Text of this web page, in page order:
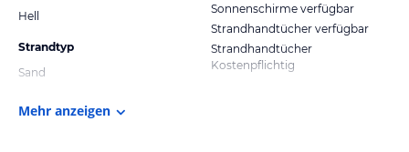
Hell
Strandtyp
Sand
Sonnenschirme verfügbar
Strandhandtücher verfügbar
Strandhandtücher
Kostenpflichtig
Mehr anzeigen